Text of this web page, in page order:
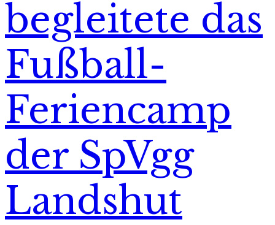
begleitete das
Fußball-
Feriencamp
der SpVgg
Landshut